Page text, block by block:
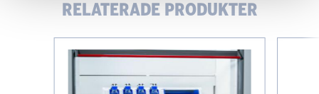
RELATERADE PRODUKTER